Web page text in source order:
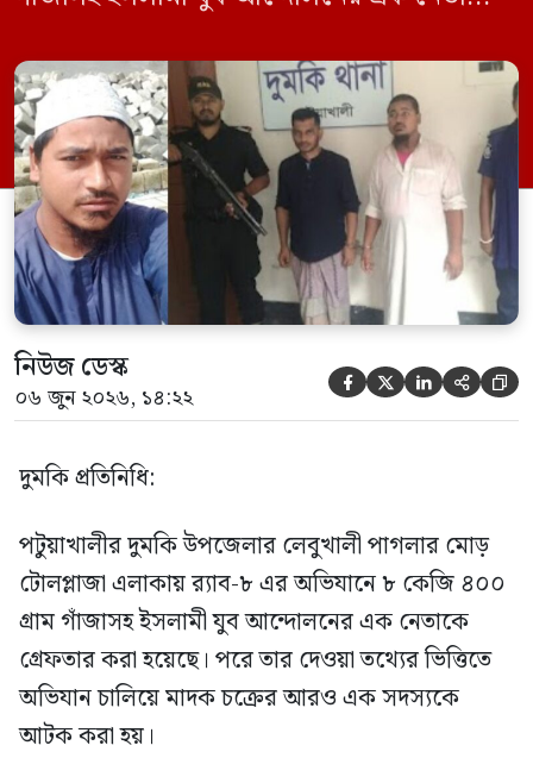
ভিত্তিতে অভিযান চালিয়ে মাদক চক্রের আরও
এক সদস্যকে আটক করা হয়। র‍্যাব ও পুলিশ
সূত্রে জানা গেছে, শুক্রবার গোপন সংবাদের
ভিত্তিতে র‍্যাব-৮, সিপিসি-১ পটুয়াখালী ক্যাম্পের
[…]
নিউজ ডেস্ক
০৬ জুন ২০২৬, ১৪:২২     
দুমকি প্রতিনিধি:
পটুয়াখালীর দুমকি উপজেলার লেবুখালী পাগলার মোড়
টোলপ্লাজা এলাকায় র‍্যাব-৮ এর অভিযানে ৮ কেজি ৪০০
গ্রাম গাঁজাসহ ইসলামী যুব আন্দোলনের এক নেতাকে
গ্রেফতার করা হয়েছে। পরে তার দেওয়া তথ্যের ভিত্তিতে
অভিযান চালিয়ে মাদক চক্রের আরও এক সদস্যকে
আটক করা হয়।